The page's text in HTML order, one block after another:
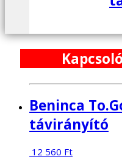
Beninca
távirányító
12 560 Ft